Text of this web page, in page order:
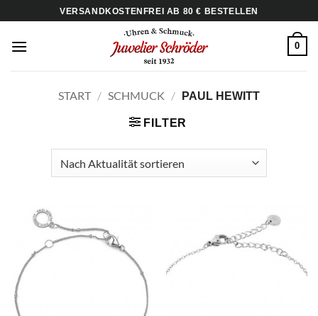
Inhalt
springen
VERSANDKOSTENFREI AB 80 € BESTELLEN
0
START / SCHMUCK / PAUL HEWITT
FILTER